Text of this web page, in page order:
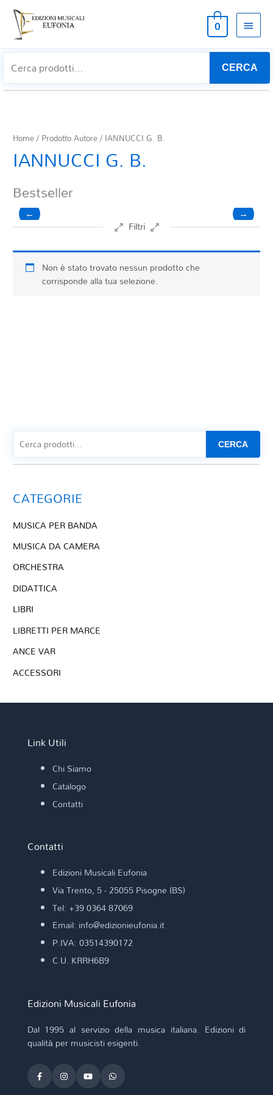
0
CERCA
Home/ Prodotto Autore / IANNUCCI G. B.
IANNUCCI G. B.
Bestseller
← →
Filtri
Prezzo
Tag Del Prodotto
Non è stato trovato nessun prodotto che
corrisponde alla tua selezione.
CERCA
CATEGORIE
MUSICA PER BANDA
MUSICA DA CAMERA
ORCHESTRA
DIDATTICA
LIBRI
LIBRETTI PER MARCE
ANCE VAR
ACCESSORI
Link Utili
Chi Siamo
Catalogo
Contatti
Contatti
Edizioni Musicali Eufonia
Via Trento, 5 - 25055 Pisogne (BS)
Tel: +39 0364 87069
Email: info@edizionieufonia.it
P.IVA: 03514390172
C.U. KRRH6B9
Edizioni Musicali Eufonia
Dal 1995 al servizio della musica italiana. Edizioni di
qualità per musicisti esigenti.